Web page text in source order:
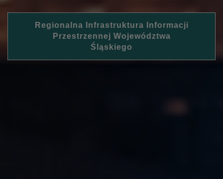
Regionalna Infrastruktura Informacji
Przestrzennej Województwa
Śląskiego